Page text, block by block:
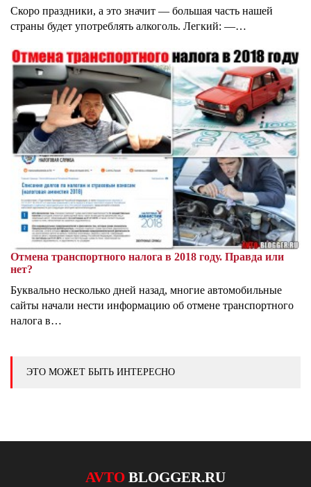
Скоро праздники, а это значит — большая часть нашей
страны будет употреблять алкоголь. Легкий: —…
Отмена транспортного налога в 2018 году. Правда или
нет?
Буквально несколько дней назад, многие автомобильные
сайты начали нести информацию об отмене транспортного
налога в…
ЭТО МОЖЕТ БЫТЬ ИНТЕРЕСНО
AVTO BLOGGER.RU